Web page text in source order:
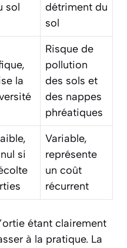
sol
détriment du
sol
la
Risque de
pollution
des sols et
des nappes
phréatiques
si
Variable,
représente
un coût
récurrent
étant clairement
à la pratique. La